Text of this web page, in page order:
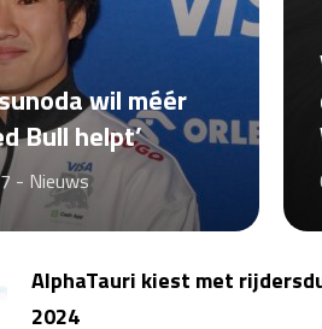
wil méér
Bull helpt’
- Nieuws
AlphaTauri kiest met
2024